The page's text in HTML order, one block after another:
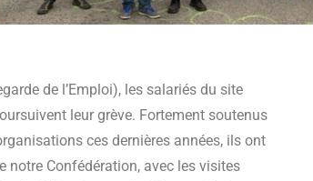
de l’Emploi), les salariés du site
leur grève. Fortement soutenus
ces dernières années, ils ont
notre Confédération, avec les visites